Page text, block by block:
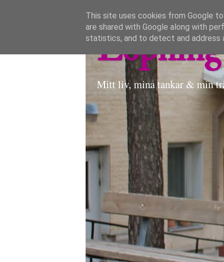
Mitt liv, mina tankar & min
This site uses cookies from Google
are shared with Google along with
statistics, and to detect and address